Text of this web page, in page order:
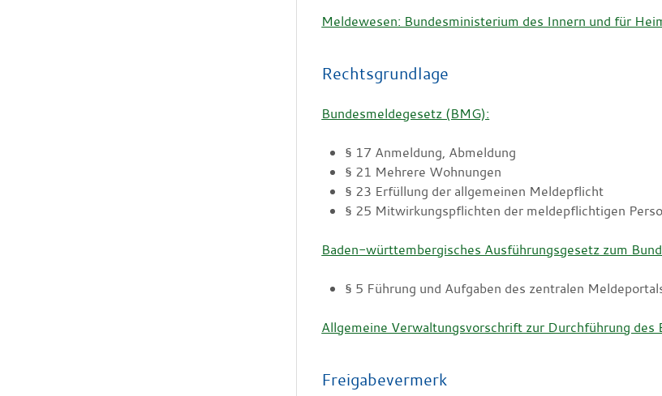
Meldewesen: Bundesministerium des Innern und für
Rechtsgrundlage
Bundesmeldegesetz (BMG):
§ 17 Anmeldung, Abmeldung
§ 21 Mehrere Wohnungen
§ 23 Erfüllung der allgemeinen Meldepflicht
§ 25 Mitwirkungspflichten der meldepflichtigen
Baden-württembergisches Ausführungsgesetz zum
§ 5 Führung und Aufgaben des zentralen
Allgemeine Verwaltungsvorschrift zur Durchführung des
Freigabevermerk